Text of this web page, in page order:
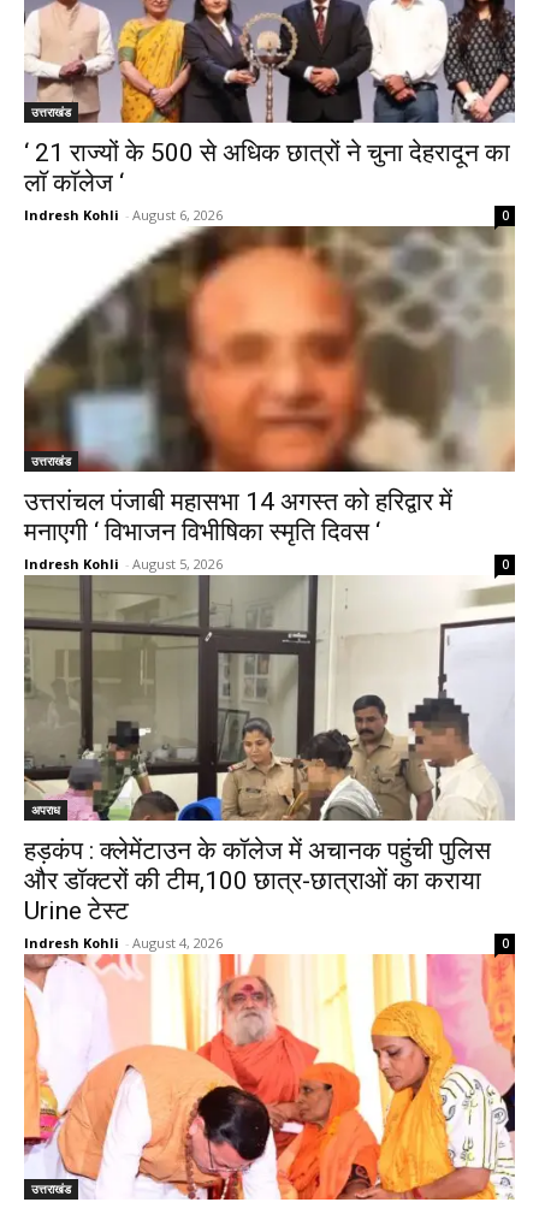
उत्तराखंड
‘ 21 राज्यों के 500 से अधिक छात्रों ने चुना देहरादून का
लाॅ काॅलेज ‘
Indresh Kohli - August 6, 2026 0
उत्तराखंड
उत्तरांचल पंजाबी महासभा 14 अगस्त को हरिद्वार में
मनाएगी ‘ विभाजन विभीषिका स्मृति दिवस ‘
Indresh Kohli - August 5, 2026 0
अपराध
हड़कंप : क्लेमेंटाउन के कॉलेज में अचानक पहुंची पुलिस
और डॉक्टरों की टीम,100 छात्र-छात्राओं का कराया
Urine टेस्ट
Indresh Kohli - August 4, 2026 0
उत्तराखंड